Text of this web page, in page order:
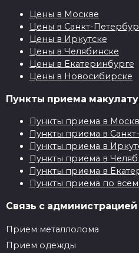
Цены в Москве
Цены в Санкт-
Цены в Иркутске
Цены в Челябинске
Цены в Екатеринбурге
Цены в Новосибирске
Пункты приема
Пункты приема в
Пункты приема в
Пункты приема в
Пункты приема в
Пункты приема в
Пункты приема по
Связь с администрацией
Прием металлолома
Прием одежды